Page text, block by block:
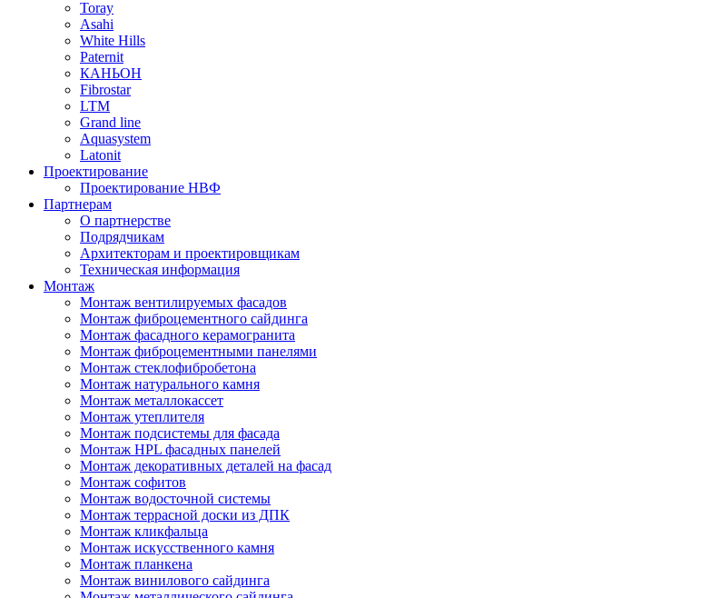
Toray
Asahi
White Hills
Paternit
КАНЬОН
Fibrostar
LTM
Grand line
Aquasystem
Latonit
Проектирование
Проектирование НВФ
Партнерам
О партнерстве
Подрядчикам
Архитекторам и проектировщикам
Техническая информация
Монтаж
Монтаж вентилируемых фасадов
Монтаж фиброцементного сайдинга
Монтаж фасадного керамогранита
Монтаж фиброцементными панелями
Монтаж стеклофибробетона
Монтаж натурального камня
Монтаж металлокассет
Монтаж утеплителя
Монтаж подсистемы для фасада
Монтаж HPL фасадных панелей
Монтаж декоративных деталей на фасад
Монтаж софитов
Монтаж водосточной системы
Монтаж террасной доски из ДПК
Монтаж кликфальца
Монтаж искусственного камня
Монтаж планкена
Монтаж винилового сайдинга